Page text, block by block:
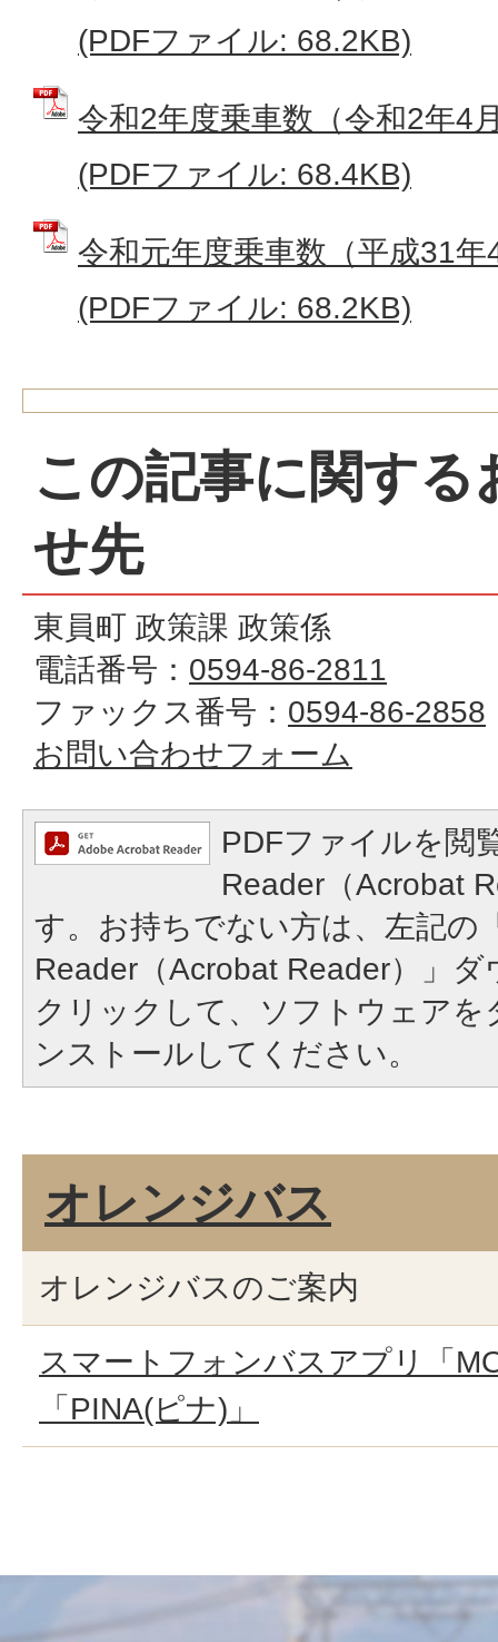
(PDFファイル: 68.2KB)
令和2年度乗車数（令和2年4
(PDFファイル: 68.4KB)
令和元年度乗車数（平成31
(PDFファイル: 68.2KB)
この記事に関する
せ先
東員町 政策課 政策係
電話番号： 0594-86-2811
ファックス番号： 0594-86-2858
お問い合わせフォーム
PDFファイルを閲
Reader（Acrobat
す。お持ちでない方は、左記の
Reader（Acrobat Reader）」
クリックして、ソフトウェア
ンストールしてください。
オレンジバス
オレンジバスのご案内
スマートフォンバスアプリ「
「PINA(ピナ)」